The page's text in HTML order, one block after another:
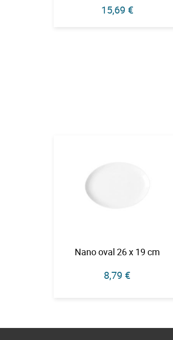
15,69 €
Nano oval 26 x 19 cm
8,79 €